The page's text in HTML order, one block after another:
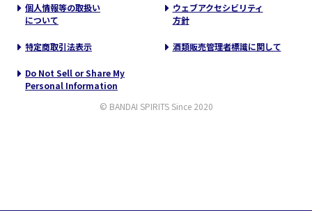
個人情報等の取扱い
について
ウェブアクセシビリティ
方針
特定商取引法表示 酒類販売管理者標識に関して
Do Not Sell or Share My
Personal Information
© BANDAI SPIRITS Since 2020